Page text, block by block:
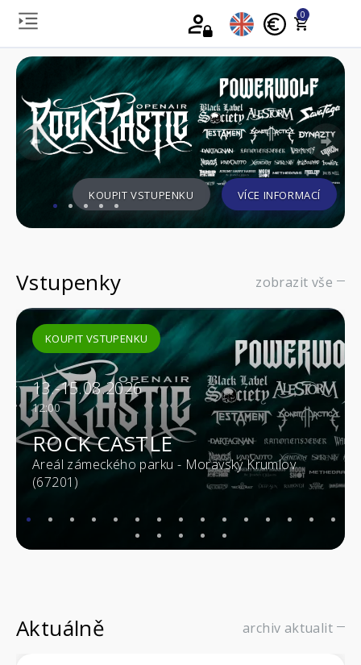
0
KOUPIT VSTUPENKU VÍCE INFORMACÍ
Previous
Vstupenky zobrazit vše
KOUPIT VSTUPENKU
13.-15.08.2026
12:00
ROCK CASTLE
Areál zámeckého parku - Moravský Krumlov
(67201)
Aktuálně archiv aktualit